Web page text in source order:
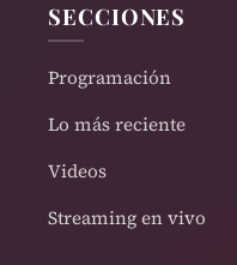
SECCIONES
Programación
Lo más reciente
Videos
Streaming en vivo